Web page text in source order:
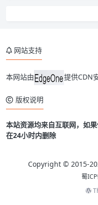
网站支持
本网站由 提供CDN
版权说明
本站资源均来自互联网，如
在24小时内删除
Copyright © 2015-
蜀